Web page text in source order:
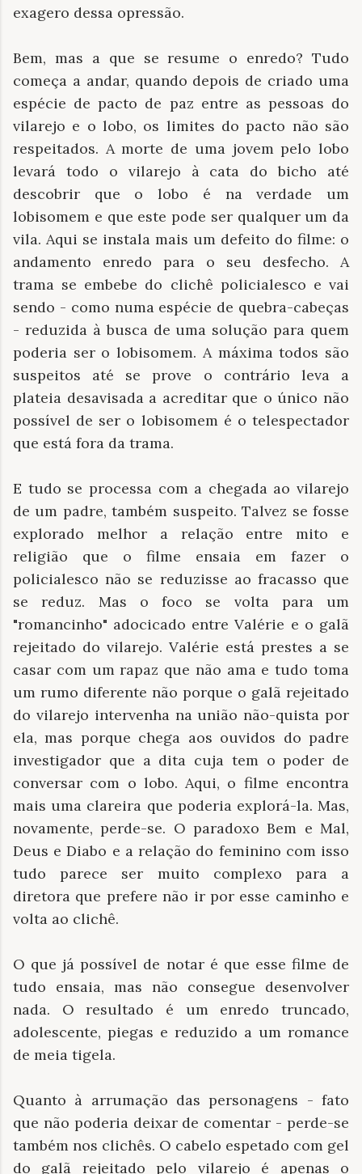
exagero dessa opressão.
Bem, mas a que se resume o enredo? Tudo
começa a andar, quando depois de criado uma
espécie de pacto de paz entre as pessoas do
vilarejo e o lobo, os limites do pacto não são
respeitados. A morte de uma jovem pelo lobo
levará todo o vilarejo à cata do bicho até
descobrir que o lobo é na verdade um
lobisomem e que este pode ser qualquer um da
vila. Aqui se instala mais um defeito do filme: o
andamento enredo para o seu desfecho. A
trama se embebe do clichê policialesco e vai
sendo - como numa espécie de quebra-cabeças
- reduzida à busca de uma solução para quem
poderia ser o lobisomem. A máxima todos são
suspeitos até se prove o contrário leva a
plateia desavisada a acreditar que o único não
possível de ser o lobisomem é o telespectador
que está fora da trama.
E tudo se processa com a chegada ao vilarejo
de um padre, também suspeito. Talvez se fosse
explorado melhor a relação entre mito e
religião que o filme ensaia em fazer o
policialesco não se reduzisse ao fracasso que
se reduz. Mas o foco se volta para um
"romancinho" adocicado entre Valérie e o galã
rejeitado do vilarejo. Valérie está prestes a se
casar com um rapaz que não ama e tudo toma
um rumo diferente não porque o galã rejeitado
do vilarejo intervenha na união não-quista por
ela, mas porque chega aos ouvidos do padre
investigador que a dita cuja tem o poder de
conversar com o lobo. Aqui, o filme encontra
mais uma clareira que poderia explorá-la. Mas,
novamente, perde-se. O paradoxo Bem e Mal,
Deus e Diabo e a relação do feminino com isso
tudo parece ser muito complexo para a
diretora que prefere não ir por esse caminho e
volta ao clichê.
O que já possível de notar é que esse filme de
tudo ensaia, mas não consegue desenvolver
nada. O resultado é um enredo truncado,
adolescente, piegas e reduzido a um romance
de meia tigela.
Quanto à arrumação das personagens - fato
que não poderia deixar de comentar - perde-se
também nos clichês. O cabelo espetado com gel
do galã rejeitado pelo vilarejo é apenas o